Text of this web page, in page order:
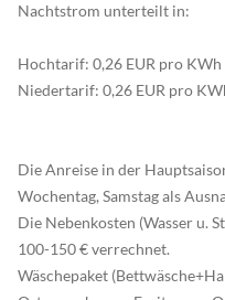
Nachtstrom unterteilt in:
Hochtarif: 0,26 EUR pro KWh
Niedertarif: 0,26 EUR pro
Die Anreise in der
Wochentag, Samstag als
Die Nebenkosten (Wasser u.
100-150 € verrechnet.
Wäschepaket